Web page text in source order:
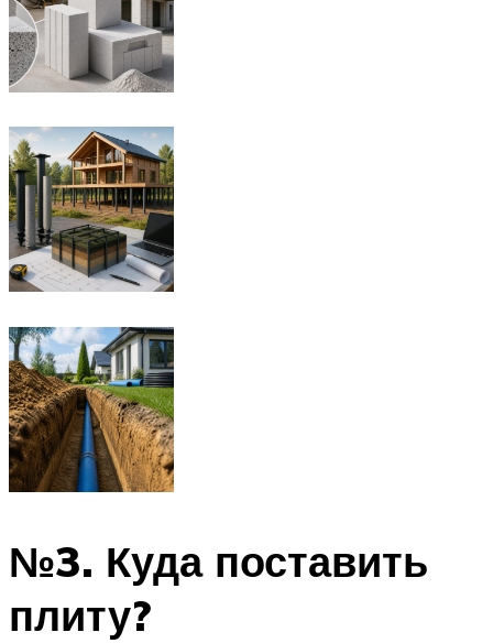
№3. Куда поставить
плиту?